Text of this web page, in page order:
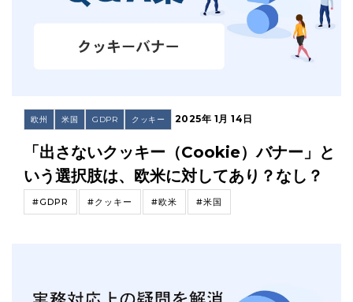
欧州 米国 GDPR クッキー 2025年 1月 14日
「出さないクッキー（Cookie）バナー」と
いう選択肢は、欧米に対してあり？なし？
#GDPR #クッキー #欧米 #米国